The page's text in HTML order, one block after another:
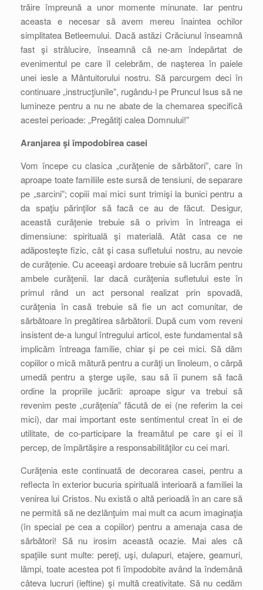
trăire împreună a unor momente minunate. Iar pentru
aceasta e necesar să avem mereu înaintea ochilor
simplitatea Betleemului. Dacă astăzi Crăciunul înseamnă
fast şi strălucire, înseamnă că ne-am îndepărtat de
evenimentul pe care îl celebrăm, de naşterea în paiele
unei iesle a Mântuitorului nostru. Să parcurgem deci în
continuare „instrucţiunile”, rugându-l pe Pruncul Isus să ne
lumineze pentru a nu ne abate de la chemarea specifică
acestei perioade: „Pregătiţi calea Domnului!”
Aranjarea şi împodobirea casei
Vom începe cu clasica „curăţenie de sărbători”, care în
aproape toate familiile este sursă de tensiuni, de separare
pe „sarcini”; copiii mai mici sunt trimişi la bunici pentru a
da spaţiu părinţilor să facă ce au de făcut. Desigur,
această curăţenie trebuie să o privim în întreaga ei
dimensiune: spirituală şi materială. Atât casa ce ne
adăposteşte fizic, cât şi casa sufletului nostru, au nevoie
de curăţenie. Cu aceeaşi ardoare trebuie să lucrăm pentru
ambele curăţenii. Iar dacă curăţenia sufletului este în
primul rând un act personal realizat prin spovadă,
curăţenia în casă trebuie să fie un act comunitar, de
sărbătoare în pregătirea sărbătorii. După cum vom reveni
insistent de-a lungul întregului articol, este fundamental să
implicăm întreaga familie, chiar şi pe cei mici. Să dăm
copiilor o mică mătură pentru a curăţi un linoleum, o cârpă
umedă pentru a şterge uşile, sau să îi punem să facă
ordine la propriile jucării: aproape sigur va trebui să
revenim peste „curăţenia” făcută de ei (ne referim la cei
mici), dar mai important este sentimentul creat în ei de
utilitate, de co-participare la freamătul pe care şi ei îl
percep, de împărtăşire a responsabilităţilor cu cei mari.
Curăţenia este continuată de decorarea casei, pentru a
reflecta în exterior bucuria spirituală interioară a familiei la
venirea lui Cristos. Nu există o altă perioadă în an care să
ne permită să ne dezlănţuim mai mult ca acum imaginaţia
(în special pe cea a copiilor) pentru a amenaja casa de
sărbători! Să nu irosim această ocazie. Mai ales că
spaţiile sunt multe: pereţi, uşi, dulapuri, etajere, geamuri,
lămpi, toate acestea pot fi împodobite având la îndemână
câteva lucruri (ieftine) şi multă creativitate. Să nu cedăm